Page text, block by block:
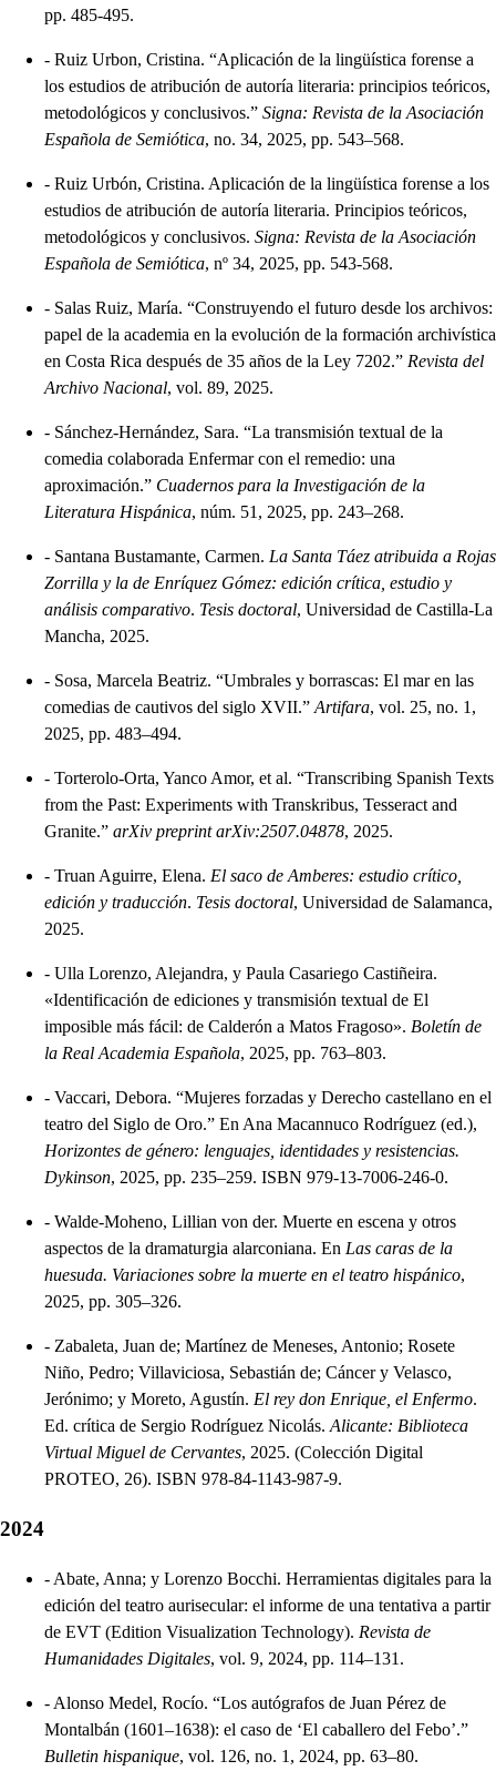
pp. 485-495.
- Ruiz Urbon, Cristina. “Aplicación de la lingüística forense a
los estudios de atribución de autoría literaria: principios teóricos,
metodológicos y conclusivos.” Signa: Revista de la Asociación
Española de Semiótica, no. 34, 2025, pp. 543–568.
- Ruiz Urbón, Cristina. Aplicación de la lingüística forense a los
estudios de atribución de autoría literaria. Principios teóricos,
metodológicos y conclusivos. Signa: Revista de la Asociación
Española de Semiótica, nº 34, 2025, pp. 543-568.
- Salas Ruiz, María. “Construyendo el futuro desde los archivos:
papel de la academia en la evolución de la formación archivística
en Costa Rica después de 35 años de la Ley 7202.” Revista del
Archivo Nacional, vol. 89, 2025.
- Sánchez-Hernández, Sara. “La transmisión textual de la
comedia colaborada Enfermar con el remedio: una
aproximación.” Cuadernos para la Investigación de la
Literatura Hispánica, núm. 51, 2025, pp. 243–268.
- Santana Bustamante, Carmen. La Santa Táez atribuida a Rojas
Zorrilla y la de Enríquez Gómez: edición crítica, estudio y
análisis comparativo. Tesis doctoral, Universidad de Castilla-La
Mancha, 2025.
- Sosa, Marcela Beatriz. “Umbrales y borrascas: El mar en las
comedias de cautivos del siglo XVII.” Artifara, vol. 25, no. 1,
2025, pp. 483–494.
- Torterolo-Orta, Yanco Amor, et al. “Transcribing Spanish Texts
from the Past: Experiments with Transkribus, Tesseract and
Granite.” arXiv preprint arXiv:2507.04878, 2025.
- Truan Aguirre, Elena. El saco de Amberes: estudio crítico,
edición y traducción. Tesis doctoral, Universidad de Salamanca,
2025.
- Ulla Lorenzo, Alejandra, y Paula Casariego Castiñeira.
«Identificación de ediciones y transmisión textual de El
imposible más fácil: de Calderón a Matos Fragoso». Boletín de
la Real Academia Española, 2025, pp. 763–803.
- Vaccari, Debora. “Mujeres forzadas y Derecho castellano en el
teatro del Siglo de Oro.” En Ana Macannuco Rodríguez (ed.),
Horizontes de género: lenguajes, identidades y resistencias.
Dykinson, 2025, pp. 235–259. ISBN 979-13-7006-246-0.
- Walde-Moheno, Lillian von der. Muerte en escena y otros
aspectos de la dramaturgia alarconiana. En Las caras de la
huesuda. Variaciones sobre la muerte en el teatro hispánico,
2025, pp. 305–326.
- Zabaleta, Juan de; Martínez de Meneses, Antonio; Rosete
Niño, Pedro; Villaviciosa, Sebastián de; Cáncer y Velasco,
Jerónimo; y Moreto, Agustín. El rey don Enrique, el Enfermo.
Ed. crítica de Sergio Rodríguez Nicolás. Alicante: Biblioteca
Virtual Miguel de Cervantes, 2025. (Colección Digital
PROTEO, 26). ISBN 978-84-1143-987-9.
2024
- Abate, Anna; y Lorenzo Bocchi. Herramientas digitales para la
edición del teatro aurisecular: el informe de una tentativa a partir
de EVT (Edition Visualization Technology). Revista de
Humanidades Digitales, vol. 9, 2024, pp. 114–131.
- Alonso Medel, Rocío. “Los autógrafos de Juan Pérez de
Montalbán (1601–1638): el caso de ‘El caballero del Febo’.”
Bulletin hispanique, vol. 126, no. 1, 2024, pp. 63–80.